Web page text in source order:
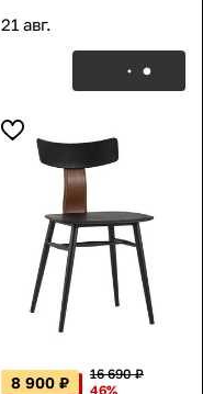
21 авг.
8 900 ₽
16 690 ₽
46%